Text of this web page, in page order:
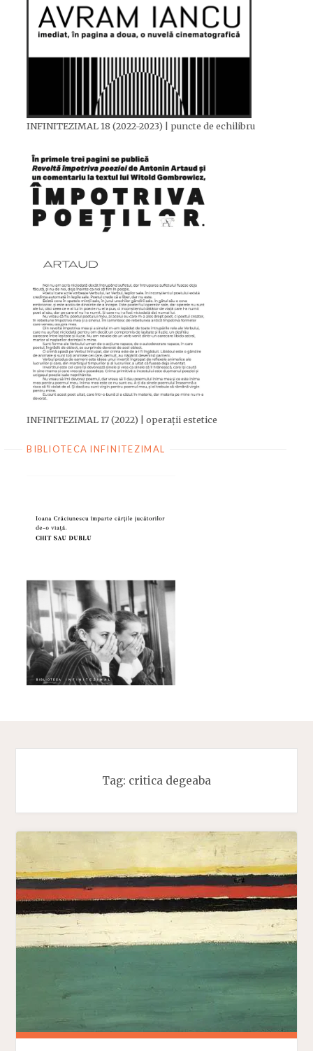
INFINITEZIMAL 18 (2022-2023) | puncte de echilibru
INFINITEZIMAL 17 (2022) | operații estetice
BIBLIOTECA INFINITEZIMAL
Tag: critica degeaba